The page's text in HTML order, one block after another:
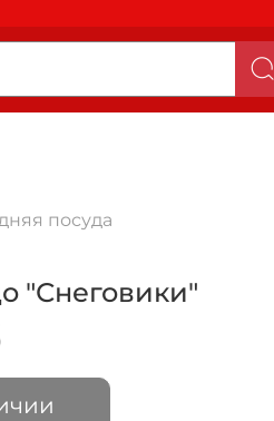
посуда
"Снеговики"